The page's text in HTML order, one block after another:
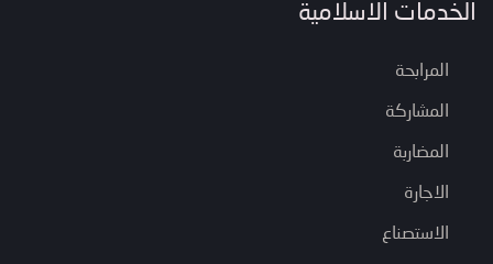
الخدمات الاسلامية
المرابحة
المشاركة
المضاربة
الاجارة
الاستصناع